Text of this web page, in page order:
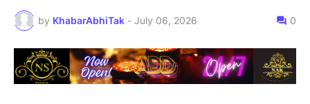
by KhabarAbhiTak - July 06, 2026 0